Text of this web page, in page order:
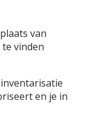
van
vinden
en je in